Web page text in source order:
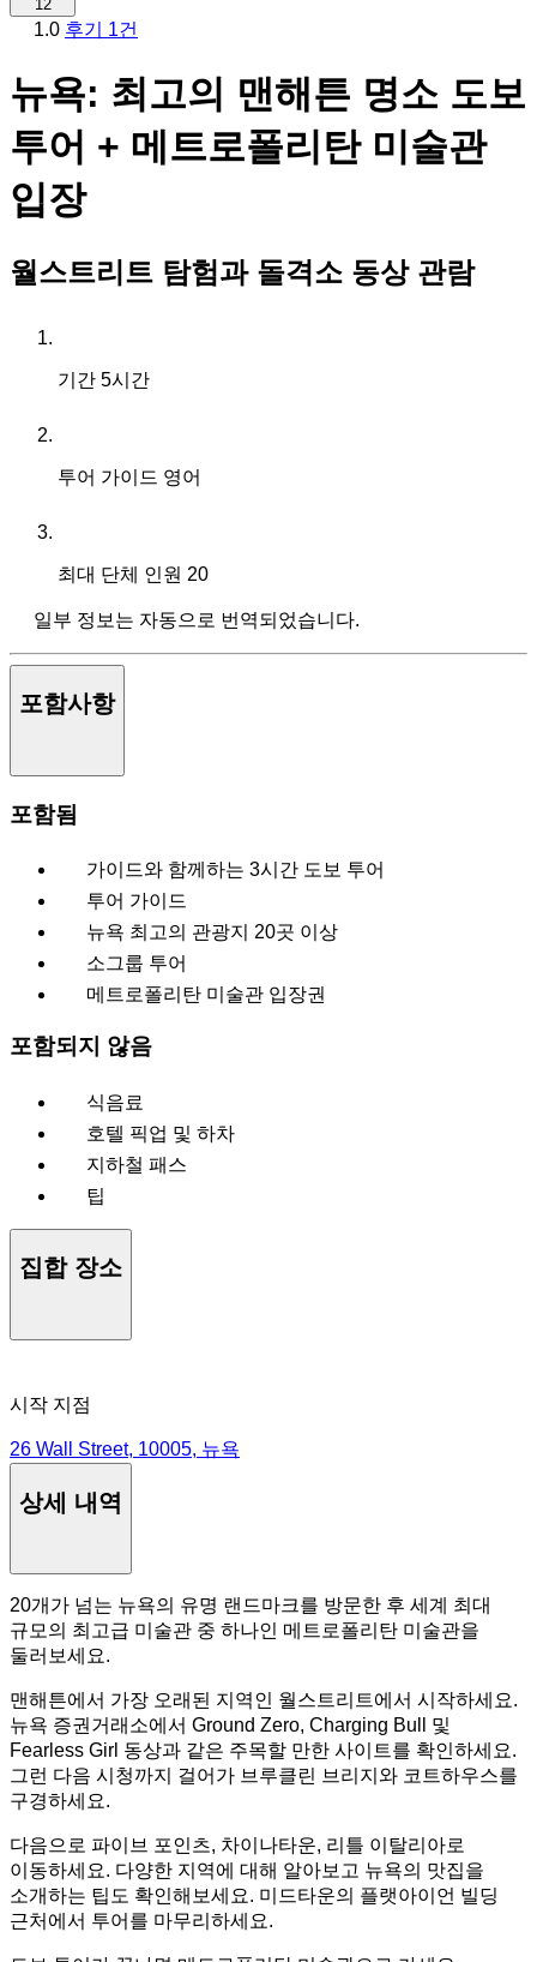
12
1.0 후기 1건
뉴욕: 최고의 맨해튼 명소 도보
투어 + 메트로폴리탄 미술관
입장
월스트리트 탐험과 돌격소 동상 관람
기간 5시간
투어 가이드 영어
최대 단체 인원 20
일부 정보는 자동으로 번역되었습니다.
포함사항
포함됨
가이드와 함께하는 3시간 도보 투어
투어 가이드
뉴욕 최고의 관광지 20곳 이상
소그룹 투어
메트로폴리탄 미술관 입장권
포함되지 않음
식음료
호텔 픽업 및 하차
지하철 패스
팁
집합 장소
시작 지점
26 Wall Street, 10005, 뉴욕
상세 내역
20개가 넘는 뉴욕의 유명 랜드마크를 방문한 후 세계 최대
규모의 최고급 미술관 중 하나인 메트로폴리탄 미술관을
둘러보세요.
맨해튼에서 가장 오래된 지역인 월스트리트에서 시작하세요.
뉴욕 증권거래소에서 Ground Zero, Charging Bull 및
Fearless Girl 동상과 같은 주목할 만한 사이트를 확인하세요.
그런 다음 시청까지 걸어가 브루클린 브리지와 코트하우스를
구경하세요.
다음으로 파이브 포인츠, 차이나타운, 리틀 이탈리아로
이동하세요. 다양한 지역에 대해 알아보고 뉴욕의 맛집을
소개하는 팁도 확인해보세요. 미드타운의 플랫아이언 빌딩
근처에서 투어를 마무리하세요.